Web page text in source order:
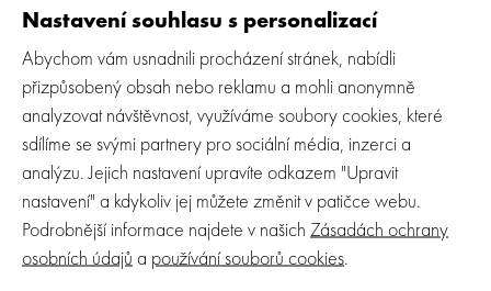
NOVINKA
HAPPY HORSE | Pejsek Dakota
n.3 velikost: 38 cm
Skladem > 5 ks
NOVINKA
HAPPY HORSE | Pejsek Driver
BIG velikost: 70 cm
Skladem > 5 ks
Nastavení souhlasu s personalizací
Abychom vám usnadnili procházení stránek, nabídli
přizpůsobený obsah nebo reklamu a mohli anonymně
analyzovat návštěvnost, využíváme soubory cookies, které
sdílíme se svými partnery pro sociální média, inzerci a
analýzu. Jejich nastavení upravíte odkazem "Upravit
nastavení" a kdykoliv jej můžete změnit v patičce webu.
Podrobnější informace najdete v našich Zásadách ochrany
osobních údajů a používání souborů cookies.